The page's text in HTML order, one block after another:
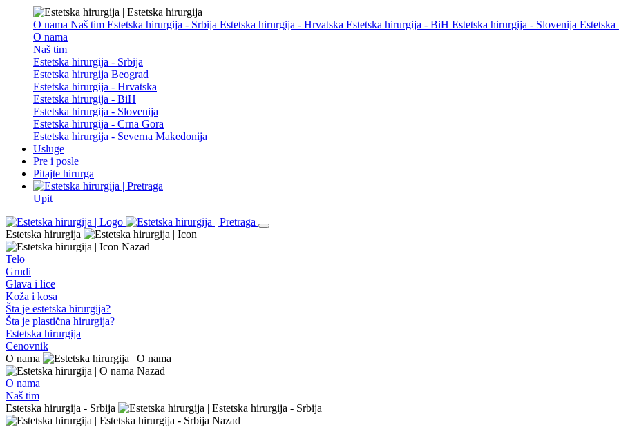
O nama Naš tim Estetska hirurgija - Srbija Estetska hirurgija - Hrvatska Estetska hirurgija - BiH Estetska hirurgija - Slovenija
O nama
Naš tim
Estetska hirurgija - Srbija
Estetska hirurgija Beograd
Estetska hirurgija - Hrvatska
Estetska hirurgija - BiH
Estetska hirurgija - Slovenija
Estetska hirurgija - Crna Gora
Estetska hirurgija - Severna Makedonija
Usluge
Pre i posle
Pitajte hirurga
Upit
Estetska hirurgija
Nazad
Telo
Grudi
Glava i lice
Koža i kosa
Šta je estetska hirurgija?
Šta je plastična hirurgija?
Estetska hirurgija
Cenovnik
O nama
Nazad
O nama
Naš tim
Estetska hirurgija - Srbija
Nazad